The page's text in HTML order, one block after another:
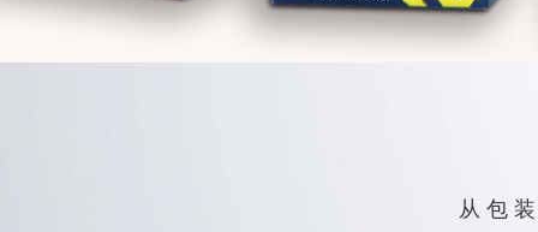
从 包 装